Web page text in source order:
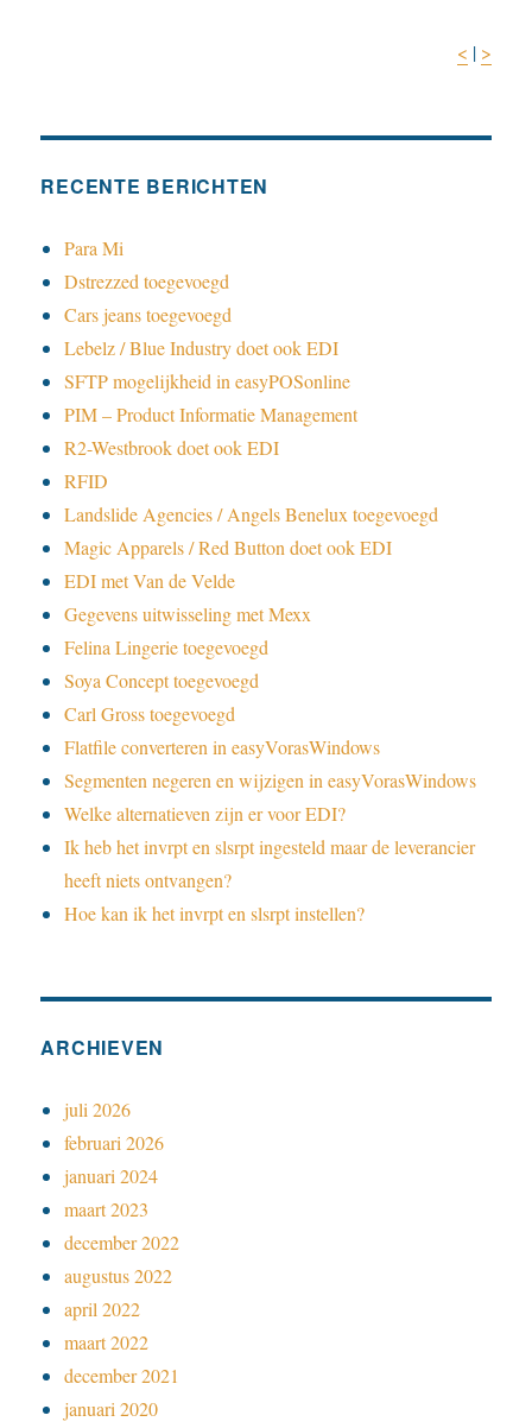
< | >
RECENTE BERICHTEN
Para Mi
Dstrezzed toegevoegd
Cars jeans toegevoegd
Lebelz / Blue Industry doet ook EDI
SFTP mogelijkheid in easyPOSonline
PIM – Product Informatie Management
R2-Westbrook doet ook EDI
RFID
Landslide Agencies / Angels Benelux toegevoegd
Magic Apparels / Red Button doet ook EDI
EDI met Van de Velde
Gegevens uitwisseling met Mexx
Felina Lingerie toegevoegd
Soya Concept toegevoegd
Carl Gross toegevoegd
Flatfile converteren in easyVorasWindows
Segmenten negeren en wijzigen in easyVorasWindows
Welke alternatieven zijn er voor EDI?
Ik heb het invrpt en slsrpt ingesteld maar de leverancier
heeft niets ontvangen?
Hoe kan ik het invrpt en slsrpt instellen?
ARCHIEVEN
juli 2026
februari 2026
januari 2024
maart 2023
december 2022
augustus 2022
april 2022
maart 2022
december 2021
januari 2020